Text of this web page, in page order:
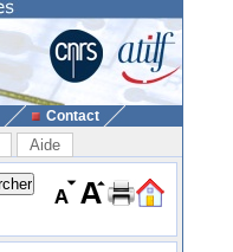
Contact
Aide